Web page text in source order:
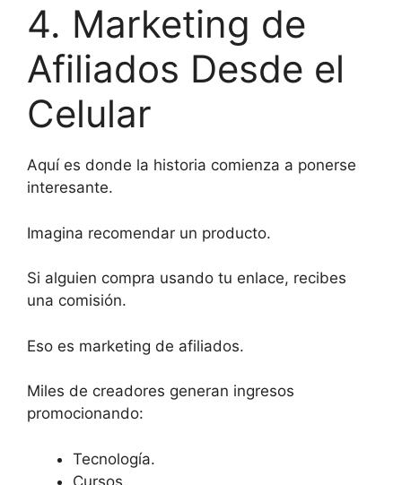
4. Marketing de
Afiliados Desde el
Celular
Aquí es donde la historia comienza a ponerse
interesante.
Imagina recomendar un producto.
Si alguien compra usando tu enlace, recibes
una comisión.
Eso es marketing de afiliados.
Miles de creadores generan ingresos
promocionando:
Tecnología.
Cursos.